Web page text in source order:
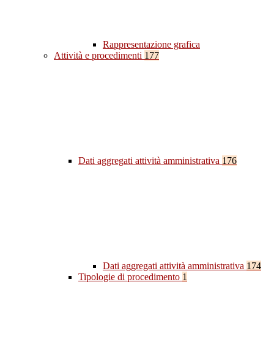
Rappresentazione grafica
Attività e procedimenti 177
Dati aggregati attività amministrativa 176
Dati aggregati attività amministrativa 174
Tipologie di procedimento 1